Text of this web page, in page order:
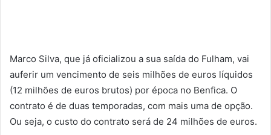
Marco Silva, que já oficializou a sua saída do Fulham, vai
auferir um vencimento de seis milhões de euros líquidos
(12 milhões de euros brutos) por época no Benfica. O
contrato é de duas temporadas, com mais uma de opção.
Ou seja, o custo do contrato será de 24 milhões de euros.